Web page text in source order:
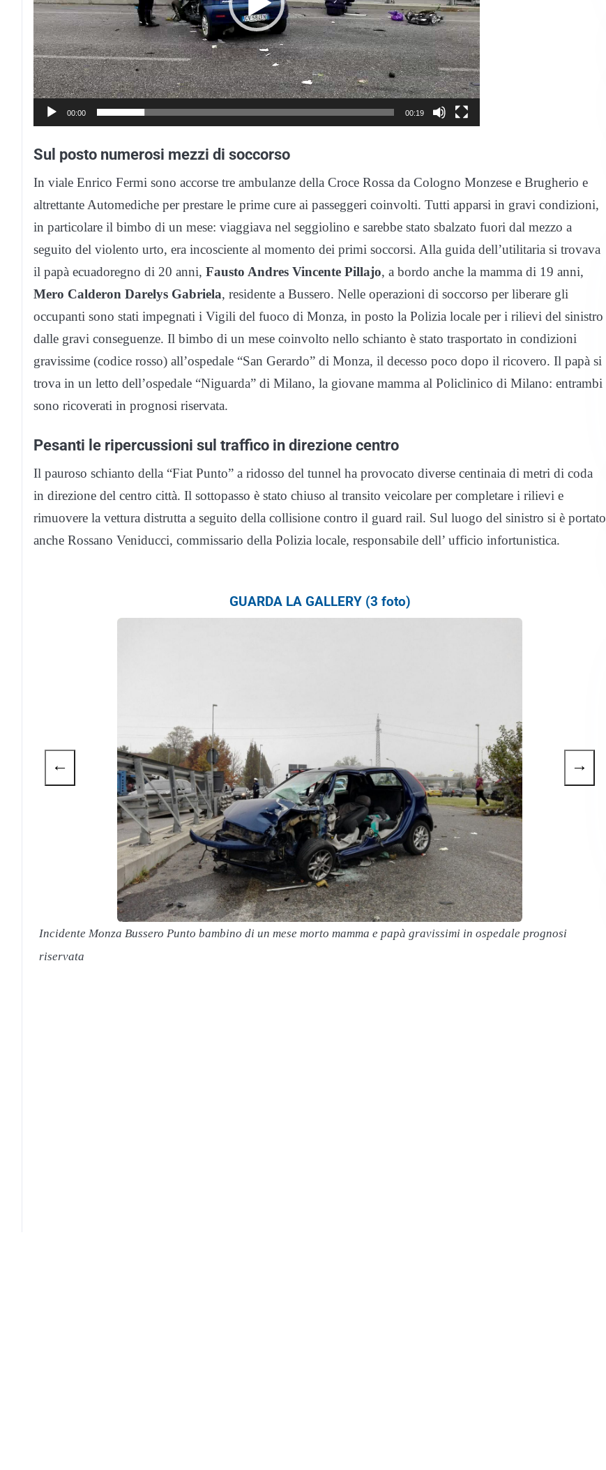
00:00 00:19
Sul posto numerosi mezzi di soccorso
In viale Enrico Fermi sono accorse tre ambulanze della Croce Rossa da Cologno Monzese e Brugherio e
altrettante Automediche per prestare le prime cure ai passeggeri coinvolti. Tutti apparsi in gravi condizioni,
in particolare il bimbo di un mese: viaggiava nel seggiolino e sarebbe stato sbalzato fuori dal mezzo a
seguito del violento urto, era incosciente al momento dei primi soccorsi. Alla guida dell’utilitaria si trovava
il papà ecuadoregno di 20 anni, Fausto Andres Vincente Pillajo, a bordo anche la mamma di 19 anni,
Mero Calderon Darelys Gabriela, residente a Bussero. Nelle operazioni di soccorso per liberare gli
occupanti sono stati impegnati i Vigili del fuoco di Monza, in posto la Polizia locale per i rilievi del sinistro
dalle gravi conseguenze. Il bimbo di un mese coinvolto nello schianto è stato trasportato in condizioni
gravissime (codice rosso) all’ospedale “San Gerardo” di Monza, il decesso poco dopo il ricovero. Il papà si
trova in un letto dell’ospedale “Niguarda” di Milano, la giovane mamma al Policlinico di Milano: entrambi
sono ricoverati in prognosi riservata.
Pesanti le ripercussioni sul traffico in direzione centro
Il pauroso schianto della “Fiat Punto” a ridosso del tunnel ha provocato diverse centinaia di metri di coda
in direzione del centro città. Il sottopasso è stato chiuso al transito veicolare per completare i rilievi e
rimuovere la vettura distrutta a seguito della collisione contro il guard rail. Sul luogo del sinistro si è portato
anche Rossano Veniducci, commissario della Polizia locale, responsabile dell’ ufficio infortunistica.
GUARDA LA GALLERY (3 foto)
Incidente Monza Bussero Punto bambino di un mese morto mamma e papà gravissimi in ospedale prognosi
riservata
← →